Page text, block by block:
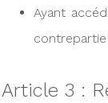
Ayant
Article 3 :